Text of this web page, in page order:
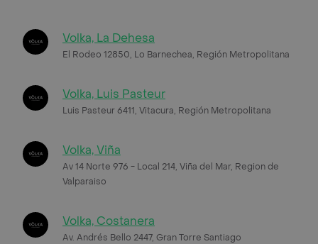
Volka, La Dehesa
El Rodeo 12850, Lo Barnechea, Región Metropolitana
Volka, Luis Pasteur
Luis Pasteur 6411, Vitacura, Región Metropolitana
Volka, Viña
Av 14 Norte 976 - Local 214, Viña del Mar, Region de
Valparaiso
Volka, Costanera
Av. Andrés Bello 2447, Gran Torre Santiago